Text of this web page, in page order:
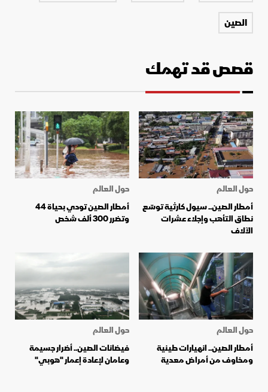
الصين
قصص قد تهمك
حول العالم
أمطار الصين.. سيول كارثية توسّع
نطاق التأهب وإجلاء عشرات
الآلاف
حول العالم
أمطار الصين تودي بحياة 44
وتضرر 300 ألف شخص
حول العالم
أمطار الصين.. انهيارات طينية
ومخاوف من أمراض معدية
حول العالم
فيضانات الصين.. أضرار جسيمة
وعامان لإعادة إعمار "هوبي"